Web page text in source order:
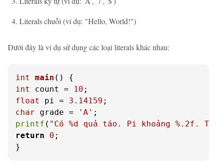
Literals chuỗi (ví dụ: "Hello, World!")
Dưới đây là ví dụ sử dụng các loại literals khác nhau:
int main ()
int
count = 10
float
pi = 3.14159
char grade = 'A'
printf ( "Có %d quả táo. Pi khoảng %.2f.
return
0 ;
}